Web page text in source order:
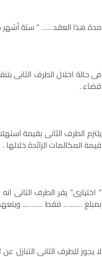
مدة هذا العقد…… ” ستة أشهر
فى حالة اخلال الطرف الثانى
قضاء .
يلتزم الطرف الثانى بقيمة
قيمة المكالمات الزائدة خلالها .
” اختيارى” يقر الطرف الثانى
بمبلغ ………. فقط ……….. ويتعهد
لا يجوز للطرف الثانى التنازل